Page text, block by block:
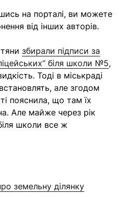
на порталі, ви можете
від інших авторів.
збирали підписи за
біля школи №5,
Тоді в міськраді
але згодом
пояснила, що там їх
Але майже через рік
школи все ж
земельну ділянку